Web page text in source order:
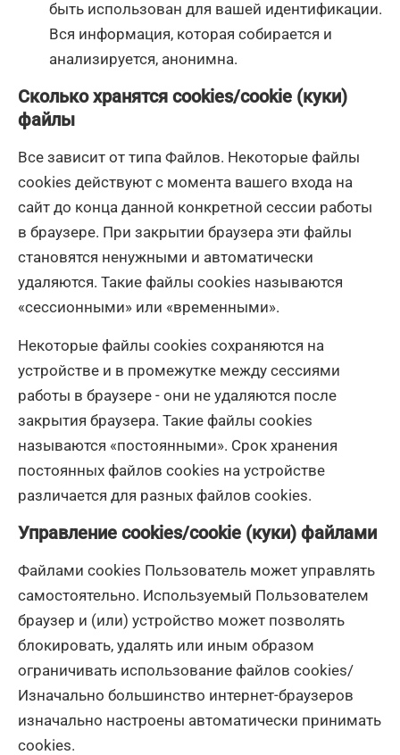
быть использован для вашей идентификации.
Вся информация, которая собирается и
анализируется, анонимна.
Сколько хранятся сookies/сookie (куки)
файлы
Все зависит от типа Файлов. Некоторые файлы
cookies действуют с момента вашего входа на
сайт до конца данной конкретной сессии работы
в браузере. При закрытии браузера эти файлы
становятся ненужными и автоматически
удаляются. Такие файлы cookies называются
«сессионными» или «временными».
Некоторые файлы cookies сохраняются на
устройстве и в промежутке между сессиями
работы в браузере - они не удаляются после
закрытия браузера. Такие файлы cookies
называются «постоянными». Срок хранения
постоянных файлов cookies на устройстве
различается для разных файлов cookies.
Управление cookies/cookie (куки) файлами
Файлами cookies Пользователь может управлять
самостоятельно. Используемый Пользователем
браузер и (или) устройство может позволять
блокировать, удалять или иным образом
ограничивать использование файлов cookies/
Изначально большинство интернет-браузеров
изначально настроены автоматически принимать
cookies.